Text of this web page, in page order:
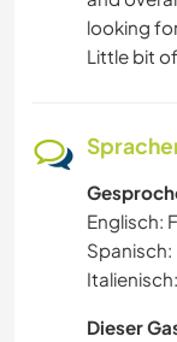
looking
Little bit
Englisch:
Spanisch:
Dieser